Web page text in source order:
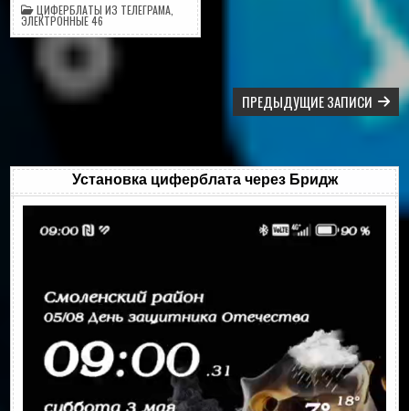
ЦИФЕРБЛАТЫ ИЗ ТЕЛЕГРАМА
ЭЛЕКТРОННЫЕ 46
НАВИГАЦИЯ ПРЕДЫДУЩИЕ ЗАПИСИ
Установка циферблата через Бридж